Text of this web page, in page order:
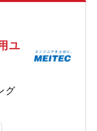
ユ
グ